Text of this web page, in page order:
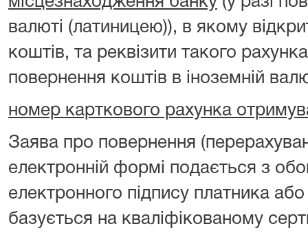
валюті (латиницею)), в якому
коштів, та реквізити такого
повернення коштів в іноземній
номер карткового рахунка
Заява про повернення
електронній формі подається з
електронного підпису платника
базується на кваліфікованому